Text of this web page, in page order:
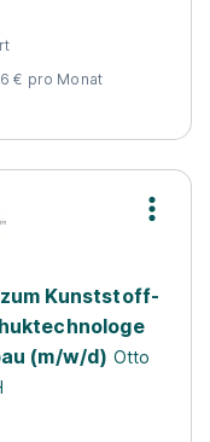
€ pro Monat
Kunststoff-
(m/w/d) Otto